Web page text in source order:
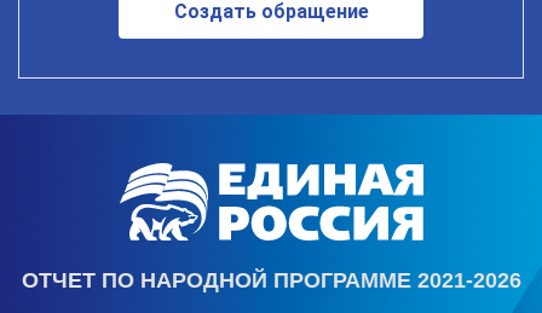
Создать обращение
ОТЧЕТ ПО НАРОДНОЙ ПРОГРАММЕ 2021-2026